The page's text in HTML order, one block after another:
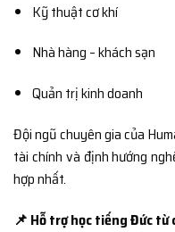
Kỹ thuật cơ khí
Nhà hàng – khách sạn
Quản trị kinh doanh
Đội ngũ chuyên gia của
tài chính và định hướng
hợp nhất.
📌 Hỗ trợ học tiếng Đức từ